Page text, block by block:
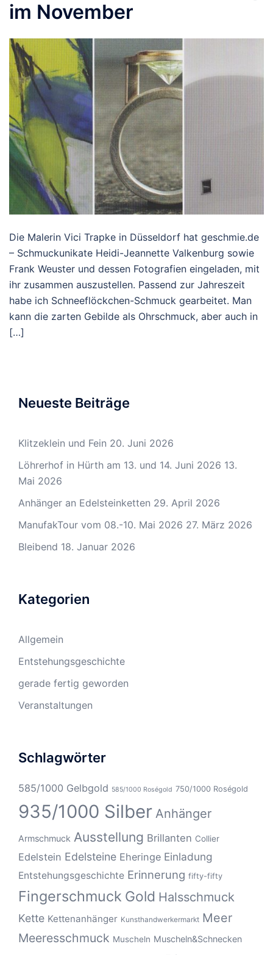
im November
Die Malerin Vici Trapke in Düsseldorf hat geschmie.de
– Schmuckunikate Heidi-Jeannette Valkenburg sowie
Frank Weuster und dessen Fotografien eingeladen, mit
ihr zusammen auszustellen. Passend zur Jahreszeit
habe ich Schneeflöckchen-Schmuck gearbeitet. Man
kann die zarten Gebilde als Ohrschmuck, aber auch in
[…]
Neueste Beiträge
Klitzeklein und Fein 20. Juni 2026
Löhrerhof in Hürth am 13. und 14. Juni 2026 13.
Mai 2026
Anhänger an Edelsteinketten 29. April 2026
ManufakTour vom 08.-10. Mai 2026 27. März 2026
Bleibend 18. Januar 2026
Kategorien
Allgemein
Entstehungsgeschichte
gerade fertig geworden
Veranstaltungen
Schlagwörter
585/1000 Gelbgold 585/1000 Roségold 750/1000 Roségold
935/1000 Silber Anhänger
Armschmuck Ausstellung Brillanten Collier
Edelstein Edelsteine Eheringe Einladung
Entstehungsgeschichte Erinnerung fifty-fifty
Fingerschmuck Gold Halsschmuck
Kette Kettenanhänger Kunsthandwerkermarkt Meer
Meeresschmuck Muscheln Muscheln&Schnecken